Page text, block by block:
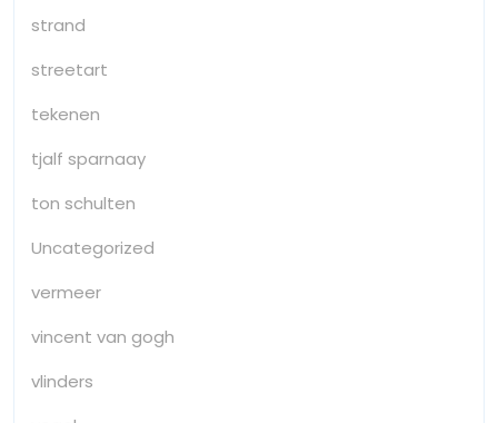
strand
streetart
tekenen
tjalf sparnaay
ton schulten
Uncategorized
vermeer
vincent van gogh
vlinders